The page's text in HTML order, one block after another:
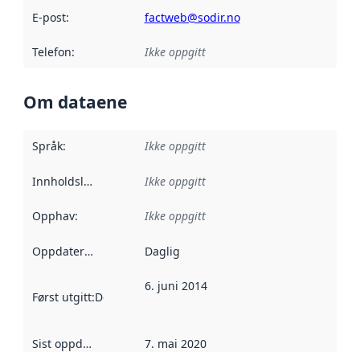
E-post: factweb@sodir.no
Telefon: Ikke oppgitt
Om dataene
Språk: Ikke oppgitt
Innholdsleverandører :
Ikke oppgitt
Opphav: Ikke oppgitt
Oppdateringsfrekvens :
Daglig
Først utgitt:Denne datoen sier når dataene i dette
6. juni 2014
Sist oppdatert 7. mai 2020